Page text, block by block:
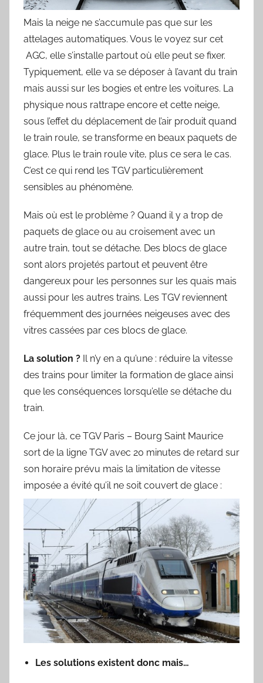
Mais la neige ne s’accumule pas que sur les
attelages automatiques. Vous le voyez sur cet
AGC, elle s’installe partout où elle peut se fixer.
Typiquement, elle va se déposer à l’avant du train
mais aussi sur les bogies et entre les voitures. La
physique nous rattrape encore et cette neige,
sous l’effet du déplacement de l’air produit quand
le train roule, se transforme en beaux paquets de
glace. Plus le train roule vite, plus ce sera le cas.
C’est ce qui rend les TGV particulièrement
sensibles au phénomène.
Mais où est le problème ? Quand il y a trop de
paquets de glace ou au croisement avec un
autre train, tout se détache. Des blocs de glace
sont alors projetés partout et peuvent être
dangereux pour les personnes sur les quais mais
aussi pour les autres trains. Les TGV reviennent
fréquemment des journées neigeuses avec des
vitres cassées par ces blocs de glace.
La solution ? Il n’y en a qu’une : réduire la vitesse
des trains pour limiter la formation de glace ainsi
que les conséquences lorsqu’elle se détache du
train.
Ce jour là, ce TGV Paris – Bourg Saint Maurice
sort de la ligne TGV avec 20 minutes de retard sur
son horaire prévu mais la limitation de vitesse
imposée a évité qu’il ne soit couvert de glace :
Les solutions existent donc mais…